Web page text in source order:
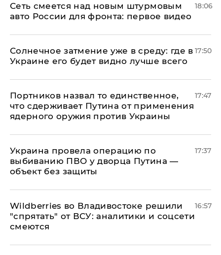
Сеть смеется над новым штурмовым
авто России для фронта: первое видео
18:06
​Солнечное затмение уже в среду: где в
Украине его будет видно лучше всего
17:50
Портников назвал то единственное,
что сдерживает Путина от применения
ядерного оружия против Украины
17:47
Украина провела операцию по
выбиванию ПВО у дворца Путина —
объект без защиты
17:37
Wildberries во Владивостоке решили
"спрятать" от ВСУ: аналитики и соцсети
смеются
16:57